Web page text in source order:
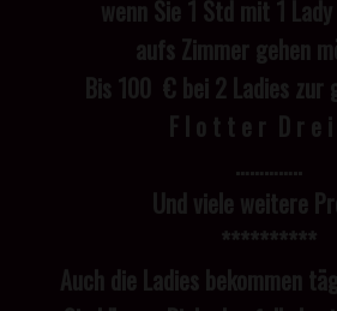
wenn Sie 1 Std mit 1
aufs Zimmer gehen
Bis 100 € bei 2 Ladies zur
F l o t t e r D r e
…………..
Und viele weitere
**********
Auch die Ladies bekommen